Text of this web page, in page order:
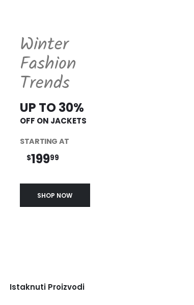
Winter
Fashion
Trends
UP TO 30%
OFF ON JACKETS
STARTING AT
$19999
SHOP NOW
Istaknuti Proizvodi